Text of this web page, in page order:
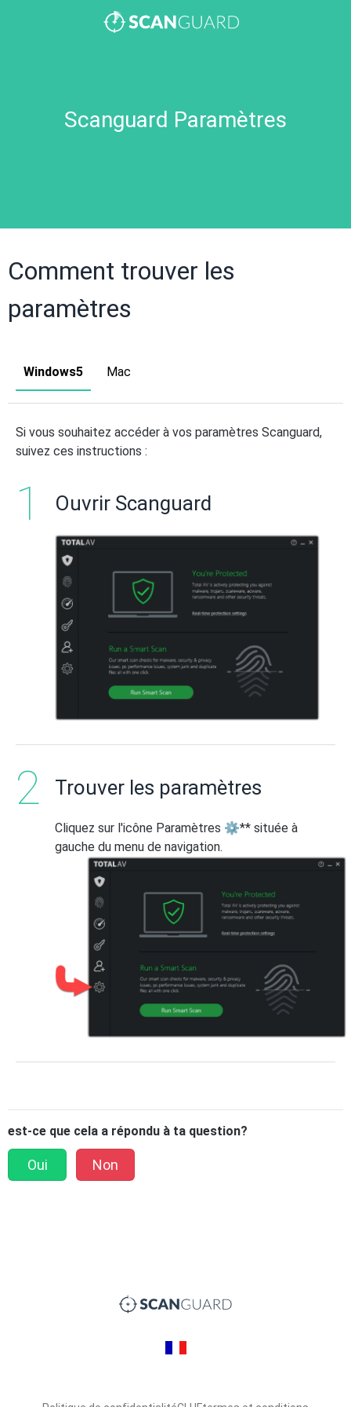
Scanguard Paramètres
Comment trouver les
paramètres
Windows5 Mac
Si vous souhaitez accéder à vos paramètres Scanguard,
suivez ces instructions :
Ouvrir Scanguard
Trouver les paramètres
Cliquez sur l'icône Paramètres ⚙** située à
gauche du menu de navigation.
est-ce que cela a répondu à ta question?
Oui Non